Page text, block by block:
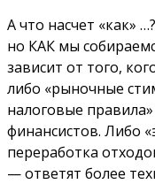
А что насчет «как»
но КАК мы
зависит от того,
либо «рыночные
налоговые
финансистов. Либо
переработка
— ответят более